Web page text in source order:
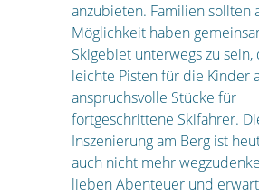
anzubieten. Familien sollten
Möglichkeit haben
Skigebiet unterwegs zu sein,
leichte Pisten für die Kinder
anspruchsvolle Stücke für
fortgeschrittene Skifahrer.
Inszenierung am Berg ist
auch nicht mehr
lieben Abenteuer und